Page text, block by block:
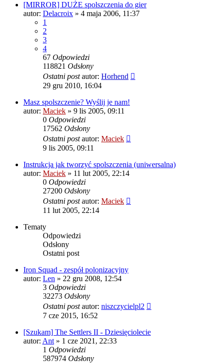
[MIRROR] DUŻE spolszczenia do gier
autor: Delacroix » 4 maja 2006, 11:37
1
2
3
4
67 Odpowiedzi
118821 Odsłony
Ostatni postautor: Horhend
29 gru 2010, 16:04
Masz spolszczenie? Wyślij je nam!
autor: Maciek » 9 lis 2005, 09:11
0 Odpowiedzi
17562 Odsłony
Ostatni postautor: Maciek
9 lis 2005, 09:11
Instrukcja jak tworzyć spolszczenia (uniwersalna)
autor: Maciek » 11 lut 2005, 22:14
0 Odpowiedzi
27200 Odsłony
Ostatni postautor: Maciek
11 lut 2005, 22:14
Tematy
Odpowiedzi
Odsłony
Ostatni post
Iron Squad - zespół polonizacyjny
autor: Len » 22 gru 2008, 12:54
3 Odpowiedzi
32273 Odsłony
Ostatni postautor: niszczycielpl2
7 cze 2015, 16:52
[Szukam] The Settlers II - Dziesięciolecie
autor: Ant » 1 cze 2021, 22:33
1 Odpowiedzi
587974 Odsłony